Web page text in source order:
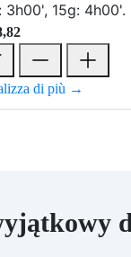
3h00', 15g: 4h00'.
di più →